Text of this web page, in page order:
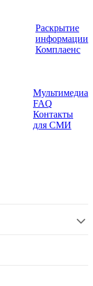
Раскрытие
информации
Комплаенс
Мультимедиа
FAQ
Контакты
для СМИ